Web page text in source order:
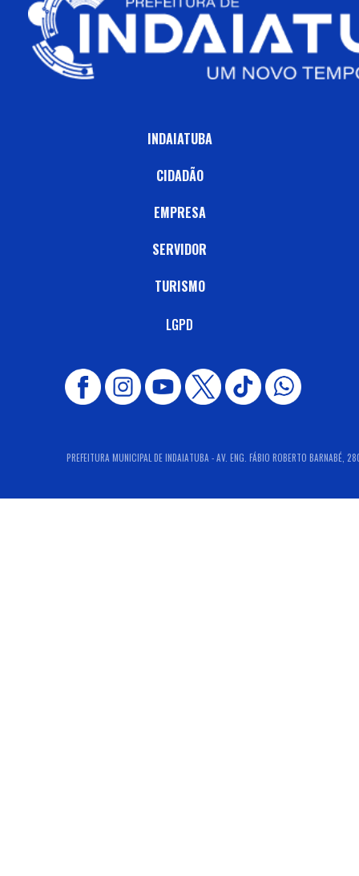
INDAIATUBA
CIDADÃO
EMPRESA
SERVIDOR
TURISMO
LGPD
PREFEITURA MUNICIPAL DE INDAIATUBA - AV. ENG. FÁBIO ROBERTO BARNABÉ,